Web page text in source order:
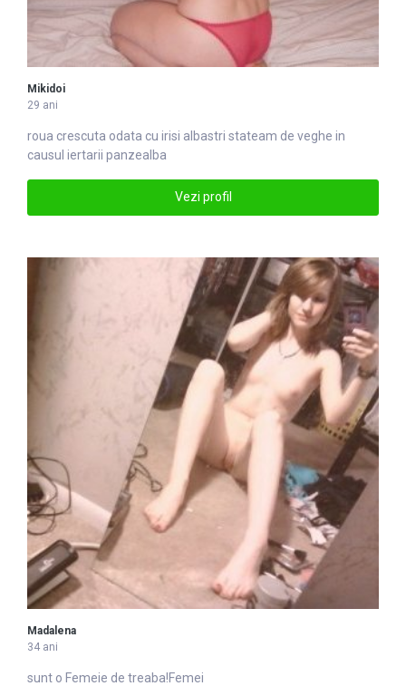
Mikidoi
29 ani
roua crescuta odata cu irisi albastri stateam de veghe in
causul iertarii panzealba
Vezi profil
Madalena
34 ani
sunt o Femeie de treaba!Femei